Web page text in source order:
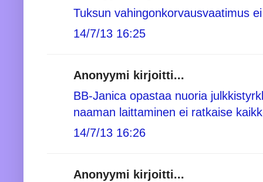
Tuksun vahingonkorvausvaatimus
14/7/13 16:25
Anonyymi kirjoitti...
BB-Janica opastaa nuoria
naaman laittaminen ei ratkaise
14/7/13 16:26
Anonyymi kirjoitti...